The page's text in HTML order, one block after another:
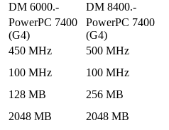
DM 6000.-
DM 8400.-
PowerPC 7400
(G4)
PowerPC 7400
(G4)
450 MHz
500 MHz
100 MHz
100 MHz
128 MB
256 MB
2048 MB 2048 MB